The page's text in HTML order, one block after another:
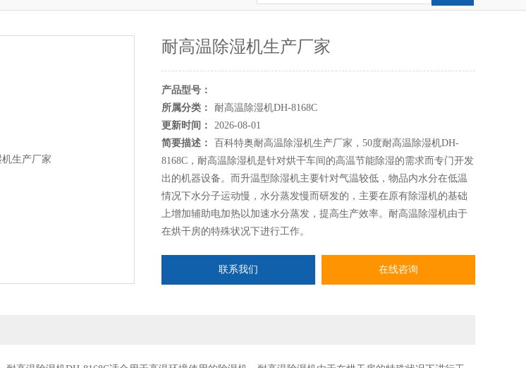
耐高温除湿机生产厂家
产品型号：
所属分类：
耐高温除湿机DH-8168C
更新时间：
2026-08-01
简要描述：
百科特奥耐高温除湿机生产厂家，50度耐高温除湿机DH-
8168C，耐高温除湿机是针对烘干车间的高温节能除湿的需求而专门开发
出的机器设备。而升温型除湿机主要针对气温较低，物品内水分在低温
情况下水分子运动慢，水分蒸发慢而研发的，主要在原有除湿机的基础
上增加辅助电加热以加速水分蒸发，提高生产效率。耐高温除湿机由于
在烘干房的特殊状况下进行工作。
联系我们 在线咨询